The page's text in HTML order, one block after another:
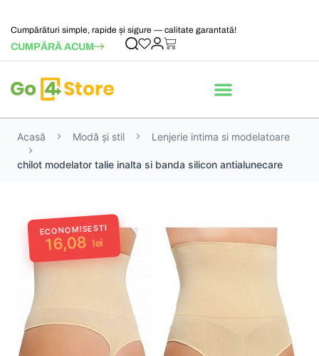
Cumpărături simple, rapide și sigure — calitate garantată!
CUMPĂRĂ ACUM
Acasă Modă și stil Lenjerie intima si modelatoare
chilot modelator talie inalta si banda silicon antialunecare
ECONOMISESTI
16,08 lei